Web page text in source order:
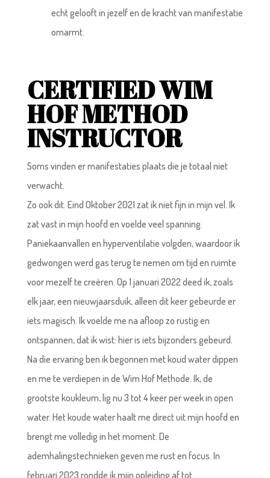
echt gelooft in jezelf en de kracht van manifestatie
omarmt.
CERTIFIED WIM
HOF METHOD
INSTRUCTOR
Soms vinden er manifestaties plaats die je totaal niet
verwacht.
Zo ook dit. Eind Oktober 2021 zat ik niet fijn in mijn vel. Ik
zat vast in mijn hoofd en voelde veel spanning.
Paniekaanvallen en hyperventilatie volgden, waardoor ik
gedwongen werd gas terug te nemen om tijd en ruimte
voor mezelf te creëren. Op 1 januari 2022 deed ik, zoals
elk jaar, een nieuwjaarsduik, alleen dit keer gebeurde er
iets magisch. Ik voelde me na afloop zo rustig en
ontspannen, dat ik wist: hier is iets bijzonders gebeurd.
Na die ervaring ben ik begonnen met koud water dippen
en me te verdiepen in de Wim Hof Methode. Ik, de
grootste koukleum, lig nu 3 tot 4 keer per week in open
water. Het koude water haalt me direct uit mijn hoofd en
brengt me volledig in het moment. De
ademhalingstechnieken geven me rust en focus. In
februari 2023 rondde ik mijn opleiding af tot